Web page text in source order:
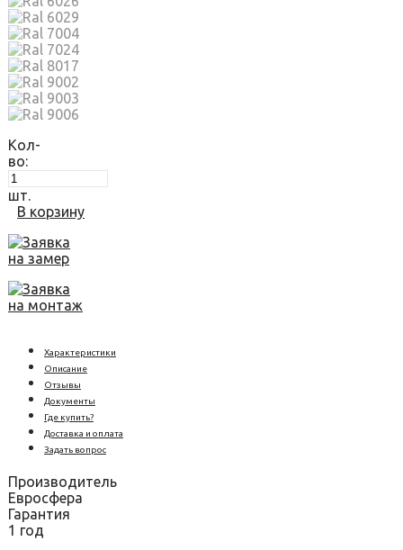
Кол-
во:
шт.
В корзину
Заявка
на замер
Заявка
на монтаж
Характеристики
Описание
Отзывы
Документы
Где купить?
Доставка и оплата
Задать вопрос
Производитель
Евросфера
Гарантия
1 год